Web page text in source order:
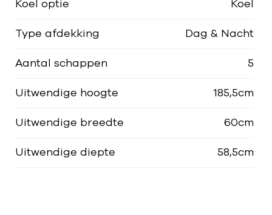
Koel optie Koel
Type afdekking Dag & Nacht
Aantal schappen 5
Uitwendige hoogte 185,5cm
Uitwendige breedte 60cm
Uitwendige diepte 58,5cm